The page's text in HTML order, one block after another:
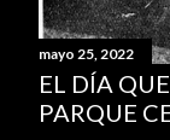
mayo 25, 2022
EL DÍA
PARQUE